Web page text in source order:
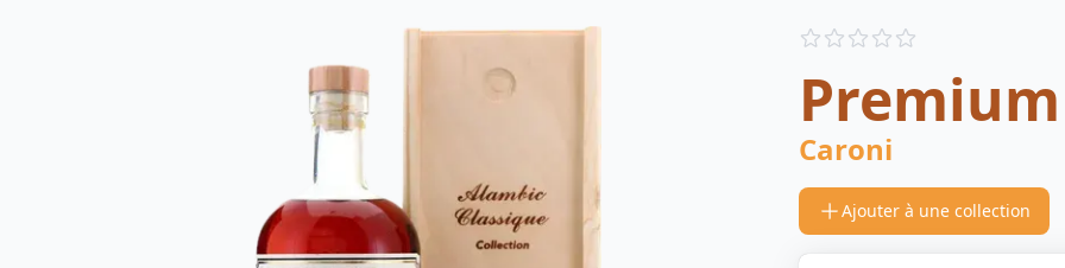
Reviews
Caroni
Ajouter à une collection